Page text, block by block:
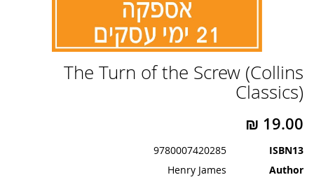
The Turn of the Screw (Collins
Classics)
ISBN13
9780007420285
Author
Henry James
להתחלה
של
גלריית